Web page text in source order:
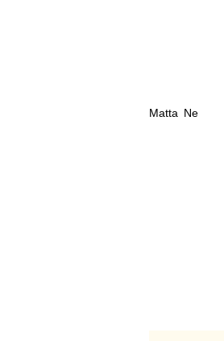
Matta Ne